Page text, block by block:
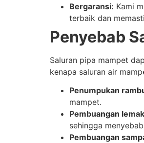
Bergaransi: Kami
terbaik dan
Penyebab
Saluran pipa mampet
kenapa saluran air
Penumpukan
mampet.
Pembuangan
sehingga
Pembuangan